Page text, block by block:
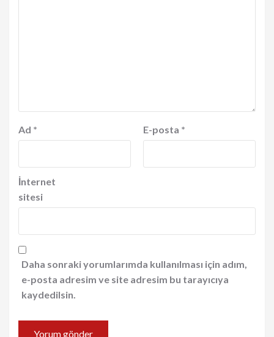
Ad * E-posta *
İnternet
sitesi
Daha sonraki yorumlarımda kullanılması için adım,
e-posta adresim ve site adresim bu tarayıcıya
kaydedilsin.